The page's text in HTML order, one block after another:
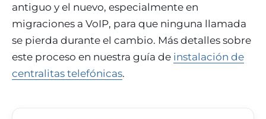
antiguo y el nuevo, especialmente en
migraciones a VoIP, para que ninguna llamada
se pierda durante el cambio. Más detalles sobre
este proceso en nuestra guía de instalación de
centralitas telefónicas.